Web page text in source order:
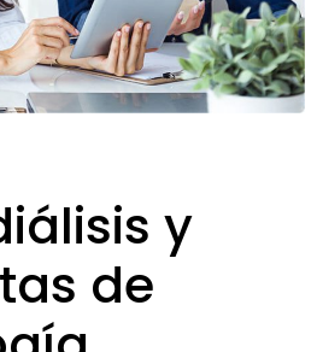
y
de